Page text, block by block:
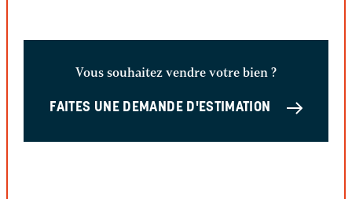
Vous souhaitez vendre votre bien ?
FAITES UNE DEMANDE D'ESTIMATION